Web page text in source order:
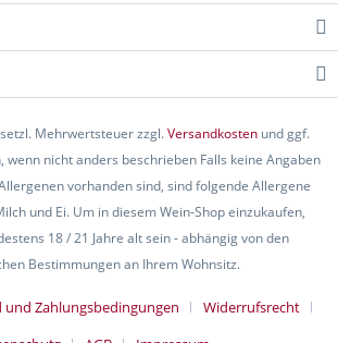
Mehrwertsteuer zzgl.Versandkosten und ggf.
wenn nicht anders beschrieben Falls keine Angaben
vorhanden sind, sind folgende Allergene
und Ei. Um in diesem Wein-Shop einzukaufen,
18 / 21 Jahre alt sein - abhängig von den
Bestimmungen an Ihrem Wohnsitz.
und Zahlungsbedingungen
Widerrufsrecht